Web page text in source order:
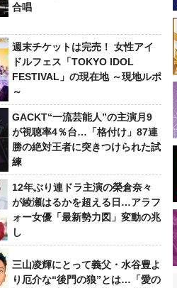
合唱
週末チケットは完売！ 女性アイ
ドルフェス「TOKYO IDOL
FESTIVAL」の現在地 ～現地ルポ
～
GACKT“一流芸能人”の主演月9
が視聴率4％台…「格付け」87連
勝の絶対王者に突きつけられた試
練
12年ぶり連ドラ主演の榮倉奈々
が綾瀬はるかを超える日…アラフ
ォー女優「最新勢力図」変動の兆
し
三山凌輝にとって義父・水谷豊よ
り厄介な“後門の狼”とは…「愛の